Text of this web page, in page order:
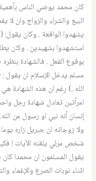
كان محمد يوصي الناس
البيع والشراء والزواج وان
يشهدوا الواقعة . وكان يقول:
استشهدوا بشهيدين . وكان
بوقوع الفعل . فالشهادة
مسلم يدخل الإسلام ان يقول :
الله .) رغم ان هذه الشهادة
امرأتين تعادل شهادة رجل
إنسان أنه نبي او رسول من
ولا زوجاته ان جبريل زاره
شخص مرئي يلقنه الآيات !
يقول المسلمون ان محمدا كان
اثناء نوبات الصرع والإغماء